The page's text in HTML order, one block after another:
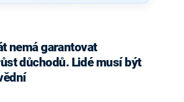
důchodů. Lidé musí být